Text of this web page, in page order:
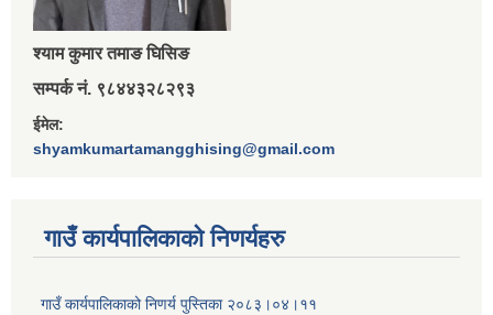
श्‍याम कुमार तमाङ घिसिङ
सम्पर्क नं. ९८४४३२८२९३
ईमेल:
shyamkumartamangghising@gmail.com
गाउँ कार्यपालिकाकाे निणर्यहरु
गाउँ कार्यपालिकाको निणर्य पुस्तिका २०८३।०४।११